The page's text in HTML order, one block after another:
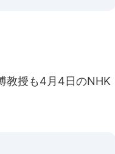
教授も4月4日のNHK